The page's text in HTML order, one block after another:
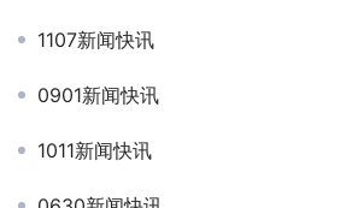
1107新闻快讯
0901新闻快讯
1011新闻快讯